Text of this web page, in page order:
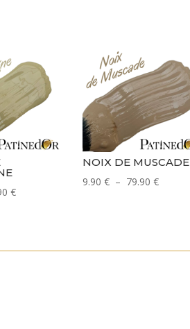
€Plage
NOIX DE MUSCADE
9.90 € – 79.90 €Plage
à